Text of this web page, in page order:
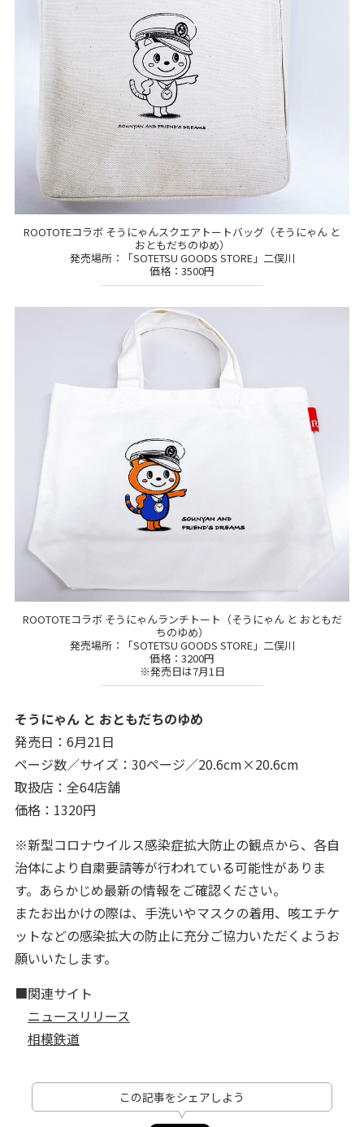
ROOTOTEコラボ そうにゃんスクエアトートバッグ（そうにゃん と
おともだちのゆめ）
発売場所：「SOTETSU GOODS STORE」二俣川
価格：3500円
ROOTOTEコラボ そうにゃんランチトート（そうにゃん と おともだ
ちのゆめ）
発売場所：「SOTETSU GOODS STORE」二俣川
価格：3200円
※発売日は7月1日
そうにゃん と おともだちのゆめ
発売日：6月21日
ページ数／サイズ：30ページ／20.6cm×20.6cm
取扱店：全64店舗
価格：1320円
※新型コロナウイルス感染症拡大防止の観点から、各自
治体により自粛要請等が行われている可能性がありま
す。あらかじめ最新の情報をご確認ください。
またお出かけの際は、手洗いやマスクの着用、咳エチケ
ットなどの感染拡大の防止に充分ご協力いただくようお
願いいたします。
■関連サイト
ニュースリリース
相模鉄道
この記事をシェアしよう